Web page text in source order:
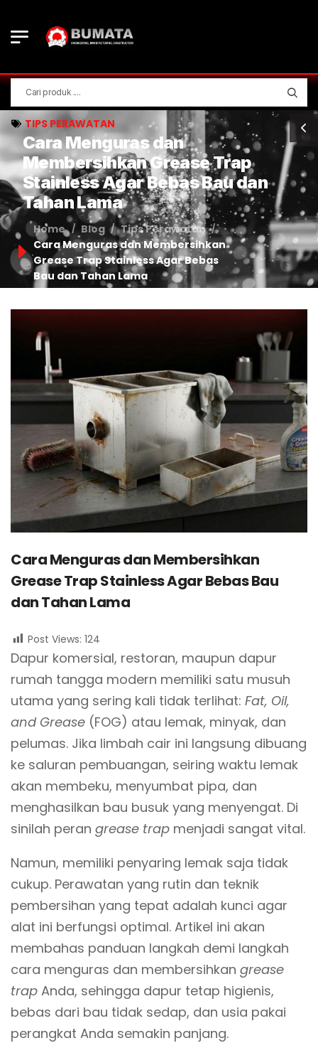
TIPS PERAWATAN
Cara Menguras dan
Membersihkan Grease Trap
Stainless Agar Bebas Bau dan
Tahan Lama
Home / Blog / Tips Perawatan /
Cara Menguras dan Membersihkan
Grease Trap Stainless Agar Bebas
Bau dan Tahan Lama
Cara Menguras dan Membersihkan
Grease Trap Stainless Agar Bebas Bau
dan Tahan Lama
Post Views: 124
Dapur komersial, restoran, maupun dapur
rumah tangga modern memiliki satu musuh
utama yang sering kali tidak terlihat: Fat, Oil,
and Grease (FOG) atau lemak, minyak, dan
pelumas. Jika limbah cair ini langsung dibuang
ke saluran pembuangan, seiring waktu lemak
akan membeku, menyumbat pipa, dan
menghasilkan bau busuk yang menyengat. Di
sinilah peran grease trap menjadi sangat vital.
Namun, memiliki penyaring lemak saja tidak
cukup. Perawatan yang rutin dan teknik
pembersihan yang tepat adalah kunci agar
alat ini berfungsi optimal. Artikel ini akan
membahas panduan langkah demi langkah
cara menguras dan membersihkan grease
trap Anda, sehingga dapur tetap higienis,
bebas dari bau tidak sedap, dan usia pakai
perangkat Anda semakin panjang.